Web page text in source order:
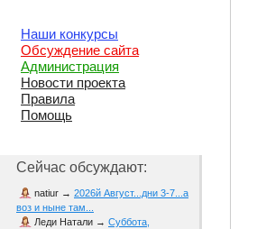
Наши конкурсы
Обсуждение сайта
Администрация
Новости проекта
Правила
Помощь
Сейчас обсуждают:
natiur → 2026й Август...дни 3-7...а
воз и ныне там...
Леди Натали → Суббота,